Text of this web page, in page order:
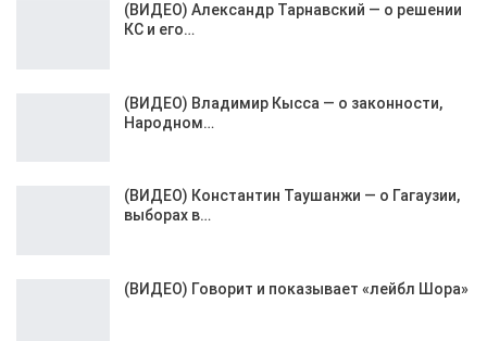
(ВИДЕО) Александр Тарнавский — о решении
КС и его…
(ВИДЕО) Владимир Кысса — о законности,
Народном…
(ВИДЕО) Константин Таушанжи — о Гагаузии,
выборах в…
(ВИДЕО) Говорит и показывает «лейбл Шора»